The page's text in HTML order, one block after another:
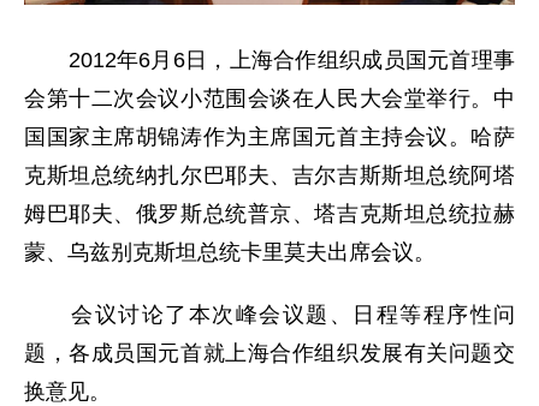
2012年6月6日，上海合作组织成员国元首理事
会第十二次会议小范围会谈在人民大会堂举行。中
国国家主席胡锦涛作为主席国元首主持会议。哈萨
克斯坦总统纳扎尔巴耶夫、吉尔吉斯斯坦总统阿塔
姆巴耶夫、俄罗斯总统普京、塔吉克斯坦总统拉赫
蒙、乌兹别克斯坦总统卡里莫夫出席会议。
会议讨论了本次峰会议题、日程等程序性问
题，各成员国元首就上海合作组织发展有关问题交
换意见。